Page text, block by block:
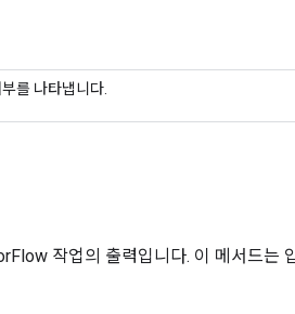
를 나타냅니다.
작업의 출력입니다. 이 메서드는